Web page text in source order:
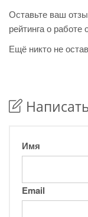
Оставьте ваш
рейтинга о работе
Ещё никто не
Имя
Email